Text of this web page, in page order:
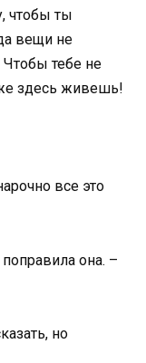
чтобы ты
вещи не
тебе не
здесь живешь!
все это
она. –
но